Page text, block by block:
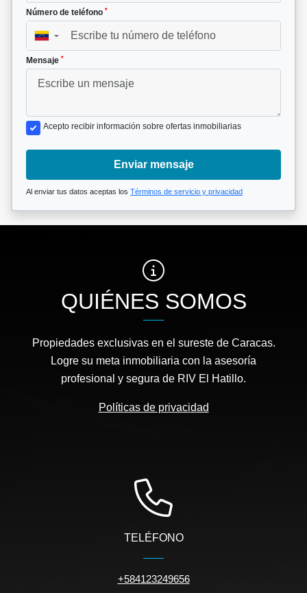
Número de teléfono *
▼
Mensaje *
Acepto recibir información sobre ofertas inmobiliarias
Enviar mensaje
Al enviar tus datos aceptas los Términos de servicio y privacidad
QUIÉNES SOMOS
Propiedades exclusivas en el sureste de Caracas.
Logre su meta inmobiliaria con la asesoría
profesional y segura de RIV El Hatillo.
Políticas de privacidad
TELÉFONO
+584123249656